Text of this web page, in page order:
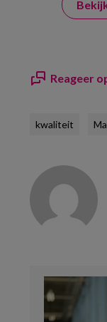
Reageer
kwaliteit